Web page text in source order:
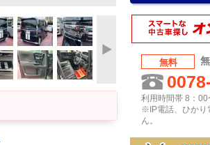
無料
利用時間帯 8：
※IP電話、ひかり
ん。